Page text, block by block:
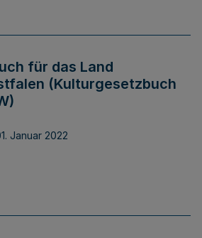
für das Land
(Kulturgesetzbuch
Januar 2022